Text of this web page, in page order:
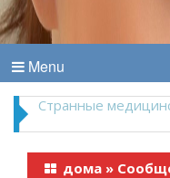
Menu
Что пить в жару
дома »